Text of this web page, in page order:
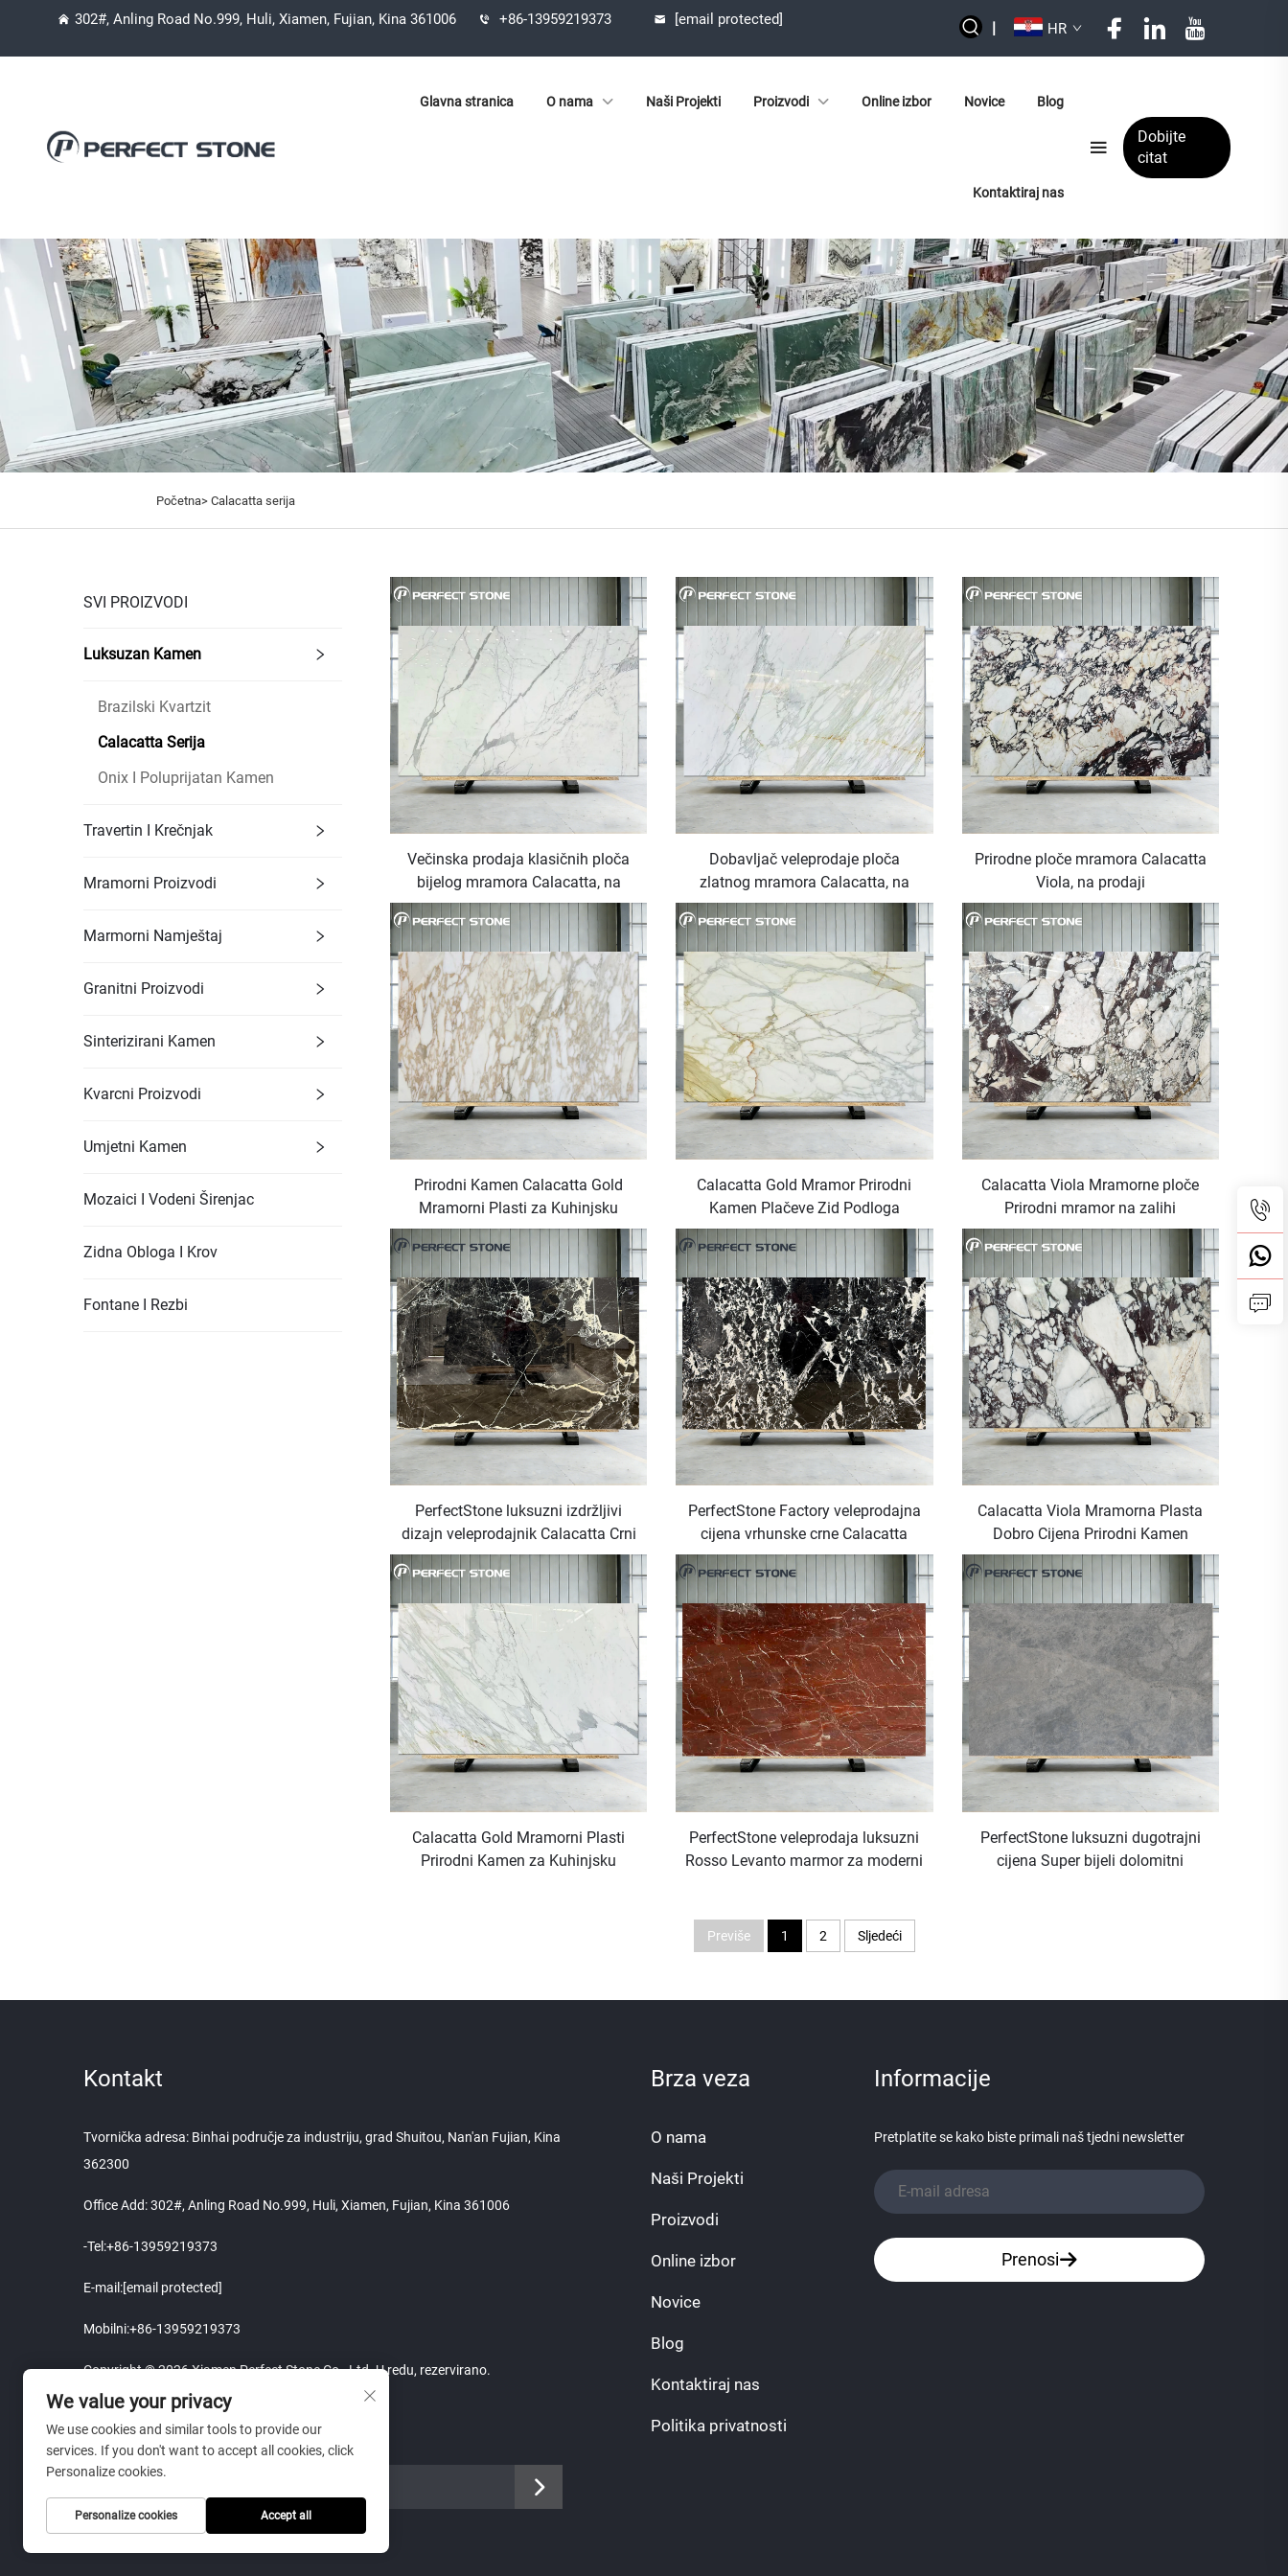
302#, Anling Road No.999, Huli, Xiamen, Fujian, Kina 361006 +86-13959219373 [email protected] | HR
Glavna stranica O nama Naši Projekti Proizvodi Online izbor Novice Blog
Kontaktiraj nas
Dobijte
citat
Početna> Calacatta serija
SVI PROIZVODI
Luksuzan Kamen
Brazilski Kvartzit
Calacatta Serija
Onix I Poluprijatan Kamen
Travertin I Krečnjak
Mramorni Proizvodi
Marmorni Namještaj
Granitni Proizvodi
Sinterizirani Kamen
Kvarcni Proizvodi
Umjetni Kamen
Mozaici I Vodeni Širenjac
Zidna Obloga I Krov
Fontane I Rezbi
Večinska prodaja klasičnih ploča
bijelog mramora Calacatta, na
prodaju
Dobavljač veleprodaje ploča
zlatnog mramora Calacatta, na
prodaji
Prirodne ploče mramora Calacatta
Viola, na prodaji
Prirodni Kamen Calacatta Gold
Mramorni Plasti za Kuhinjsku
Radnu Ploču, Toaletu, Pod, Zid
Calacatta Gold Mramor Prirodni
Kamen Plačeve Zid Podloga
Kamen Blok Zlatni Mramorni Stol
Istarskog Podrijetla Siena Gold
Mramorna Ploča
Calacatta Viola Mramorne ploče
Prirodni mramor na zalihi
PerfectStone luksuzni izdržljivi
dizajn veleprodajnik Calacatta Crni
mramorni ploča za unutrašnjost
izgradnje
PerfectStone Factory veleprodajna
cijena vrhunske crne Calacatta
mramorne ploče za luksuzne vile
Calacatta Viola Mramorna Plasta
Dobro Cijena Prirodni Kamen
Popularan Proizvod Prodaje
Calacatta Gold Mramorni Plasti
Prirodni Kamen za Kuhinjsku
PerfectStone veleprodaja luksuzni
Rosso Levanto marmor za moderni
PerfectStone luksuzni dugotrajni
cijena Super bijeli dolomitni
Previše 1 2 Sljedeći
Kontakt
Tvornička adresa: Binhai područje za industriju, grad Shuitou, Nan'an Fujian, Kina
362300
Office Add: 302#, Anling Road No.999, Huli, Xiamen, Fujian, Kina 361006
-Tel:+86-13959219373
E-mail:[email protected]
Mobilni:+86-13959219373
Copyright © 2026 Xiamen Perfect Stone Co., Ltd. U redu, rezervirano.
Brza veza
O nama
Naši Projekti
Proizvodi
Online izbor
Novice
Blog
Kontaktiraj nas
Politika privatnosti
Informacije
Pretplatite se kako biste primali naš tjedni newsletter
Prenosi
We value your privacy
We use cookies and similar tools to provide our
services. If you don't want to accept all cookies, click
Personalize cookies.
Personalize cookies Accept all